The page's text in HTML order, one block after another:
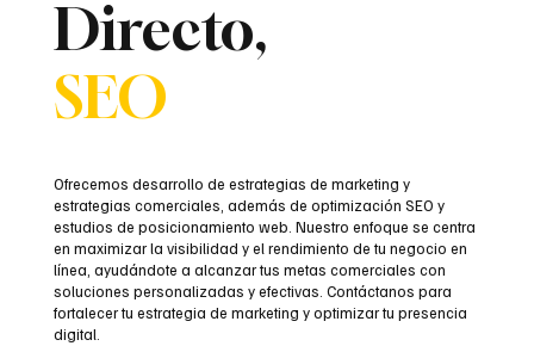
Ofrecemos desarrollo de estrategias de marketing y
estrategias comerciales, además de optimización SEO y
estudios de posicionamiento web. Nuestro enfoque se centra
en maximizar la visibilidad y el rendimiento de tu negocio en
línea, ayudándote a alcanzar tus metas comerciales con
soluciones personalizadas y efectivas. Contáctanos para
fortalecer tu estrategia de marketing y optimizar tu presencia
digital.
Directo,
SEO